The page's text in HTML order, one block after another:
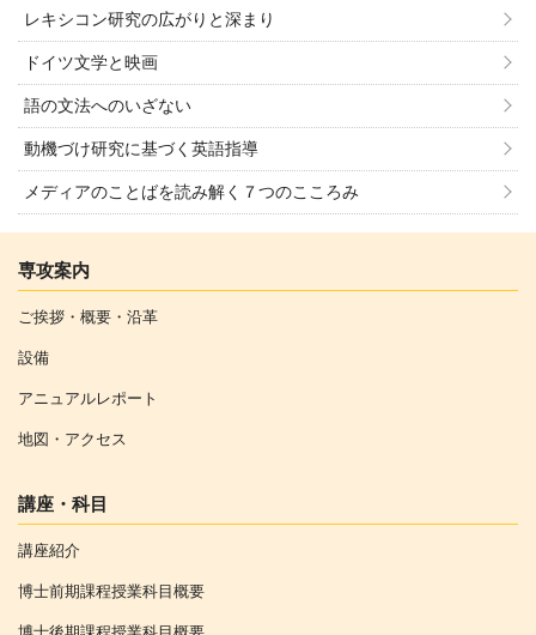
レキシコン研究の広がりと深まり
ドイツ文学と映画
語の文法へのいざない
動機づけ研究に基づく英語指導
メディアのことばを読み解く７つのこころみ
専攻案内
ご挨拶・概要・沿革
設備
アニュアルレポート
地図・アクセス
講座・科目
講座紹介
博士前期課程授業科目概要